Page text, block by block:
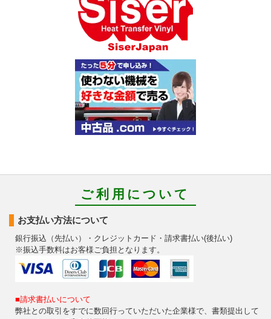
ご利用について
お支払い方法について
銀行振込（先払い）・クレジットカード・請求書払い(後払い)
※振込手数料はお客様ご負担となります。
■請求書払いについて
弊社との取引をすでに数回行っていただいた企業様で、書類提出して